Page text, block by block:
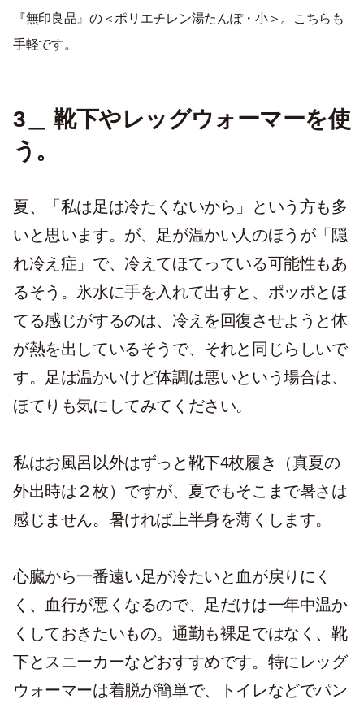
『無印良品』の＜ポリエチレン湯たんぽ・小＞。こちらも
手軽です。
3＿ 靴下やレッグウォーマーを使
う。
夏、「私は足は冷たくないから」という方も多
いと思います。が、足が温かい人のほうが「隠
れ冷え症」で、冷えてほてっている可能性もあ
るそう。氷水に手を入れて出すと、ポッポとほ
てる感じがするのは、冷えを回復させようと体
が熱を出しているそうで、それと同じらしいで
す。足は温かいけど体調は悪いという場合は、
ほてりも気にしてみてください。
私はお風呂以外はずっと靴下4枚履き（真夏の
外出時は２枚）ですが、夏でもそこまで暑さは
感じません。暑ければ上半身を薄くします。
心臓から一番遠い足が冷たいと血が戻りにく
く、血行が悪くなるので、足だけは一年中温か
くしておきたいもの。通勤も裸足ではなく、靴
下とスニーカーなどおすすめです。特にレッグ
ウォーマーは着脱が簡単で、トイレなどでパン